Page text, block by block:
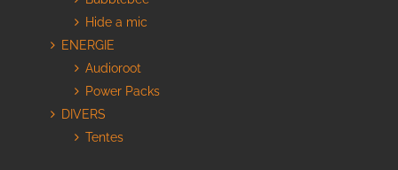
Hide a mic
ENERGIE
Audioroot
Power Packs
DIVERS
Tentes